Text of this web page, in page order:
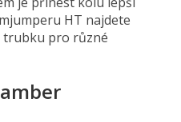
HT najdete
trubku pro různé